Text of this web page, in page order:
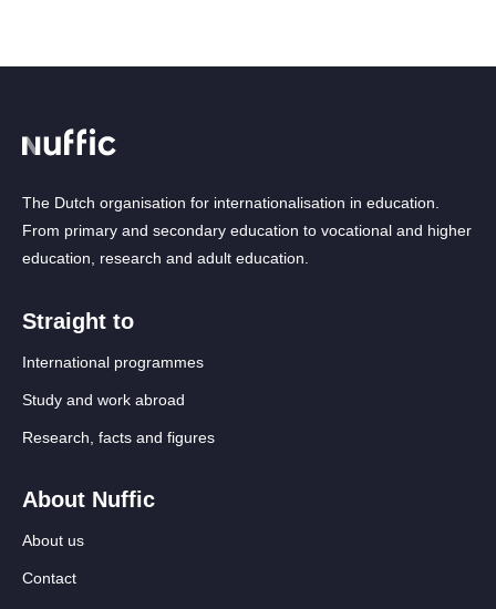
The Dutch organisation for internationalisation in education.
From primary and secondary education to vocational and higher
education, research and adult education.
Straight to
International programmes
Study and work abroad
Research, facts and figures
About Nuffic
About us
Contact